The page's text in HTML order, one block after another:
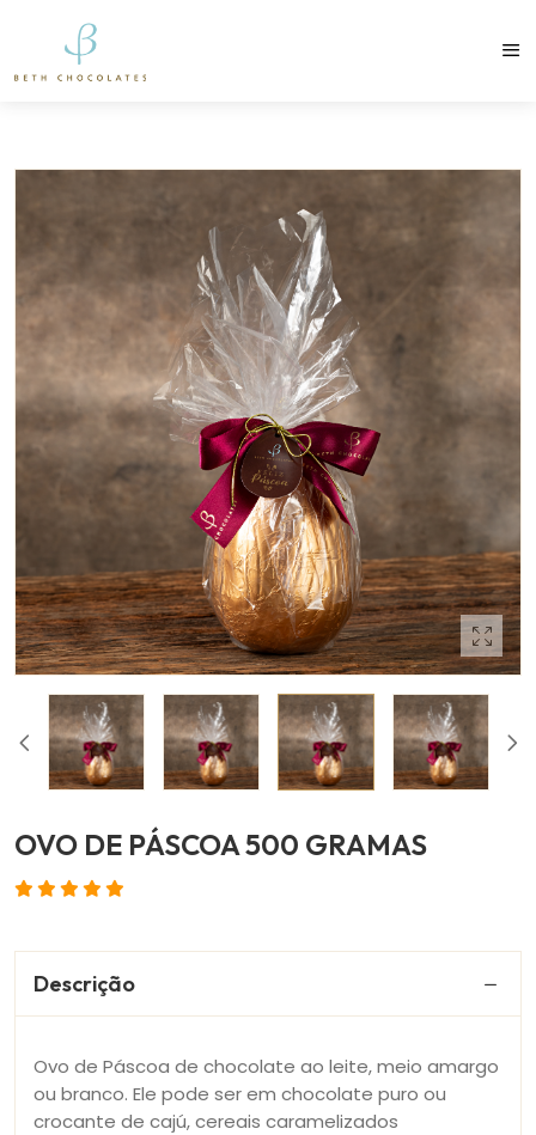
contato@bethchocolates.com.br
OVO DE PÁSCOA 500 GRAMAS
Descrição
Ovo de Páscoa de chocolate ao leite, meio amargo
ou branco. Ele pode ser em chocolate puro ou
crocante de cajú, cereais caramelizados